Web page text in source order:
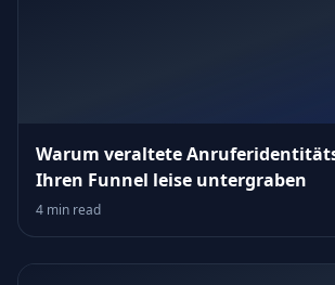
Warum veraltete
Ihren Funnel leise untergraben
4 min read